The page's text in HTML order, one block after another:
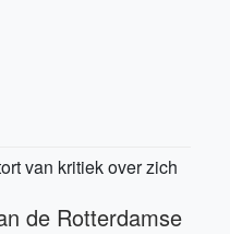
van kritiek over zich
de Rotterdamse